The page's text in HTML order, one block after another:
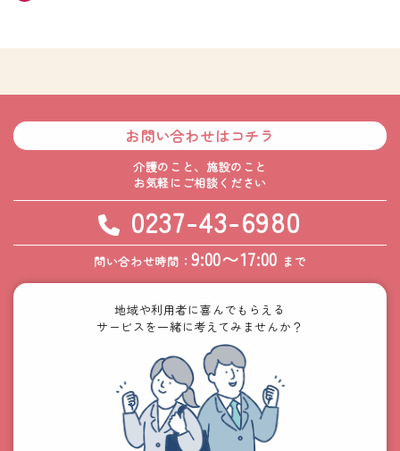
お問い合わせはコチラ
介護のこと、施設のこと
お気軽にご相談ください
0237-43-6980
問い合わせ時間：9:00〜17:00 まで
地域や利用者に喜んでもらえる
サービスを一緒に考えてみませんか？